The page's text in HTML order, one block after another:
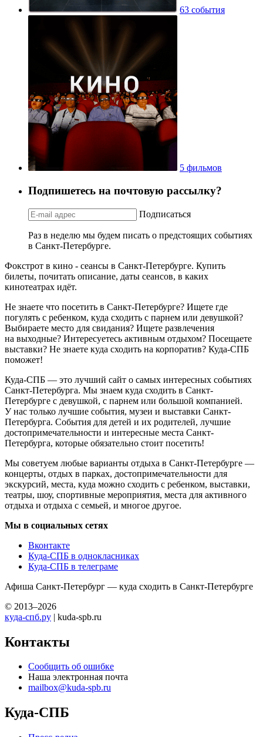
63 события
5 фильмов
Подпишетесь на почтовую рассылку?
Подписаться
Раз в неделю мы будем писать о предстоящих событиях
в Санкт-Петербурге.
Фокстрот в кино - сеансы в Санкт-Петербурге. Купить
билеты, почитать описание, даты сеансов, в каких
кинотеатрах идёт.
Не знаете что посетить в Санкт-Петербурге? Ищете где
погулять с ребенком, куда сходить с парнем или девушкой?
Выбираете место для свидания? Ищете развлечения
на выходные? Интересуетесь активным отдыхом? Посещаете
выставки? Не знаете куда сходить на корпоратив? Куда-СПБ
поможет!
Куда-СПБ — это лучший сайт о самых интересных событиях
Санкт-Петербурга. Мы знаем куда сходить в Санкт-
Петербурге с девушкой, с парнем или большой компанией.
У нас только лучшие события, музеи и выставки Санкт-
Петербурга. События для детей и их родителей, лучшие
достопримечательности и интересные места Санкт-
Петербурга, которые обязательно стоит посетить!
Мы советуем любые варианты отдыха в Санкт-Петербурге —
концерты, отдых в парках, достопримечательности для
экскурсий, места, куда можно сходить с ребенком, выставки,
театры, шоу, спортивные мероприятия, места для активного
отдыха и отдыха с семьей, и многое другое.
Мы в социальных сетях
Вконтакте
Куда-СПБ в однокласниках
Куда-СПБ в телеграме
Афиша Санкт-Петербург — куда сходить в Санкт-Петербурге
© 2013–2026
куда-спб.ру | kuda-spb.ru
Контакты
Сообщить об ошибке
Наша электронная почта
mailbox@kuda-spb.ru
Куда-СПБ